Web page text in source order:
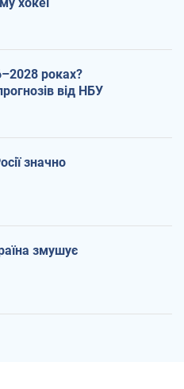
роках?
від НБУ
значно
змушує